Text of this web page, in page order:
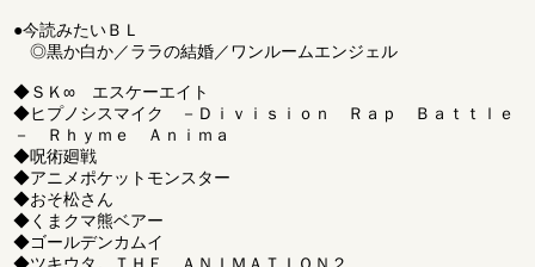
●今読みたいＢＬ
◎黒か白か／ララの結婚／ワンルームエンジェル
◆ＳＫ∞ エスケーエイト
◆ヒプノシスマイク －Ｄｉｖｉｓｉｏｎ Ｒａｐ Ｂａｔｔｌｅ
－ Ｒｈｙｍｅ Ａｎｉｍａ
◆呪術廻戦
◆アニメポケットモンスター
◆おそ松さん
◆くまクマ熊ベアー
◆ゴールデンカムイ
◆ツキウタ。ＴＨＥ ＡＮＩＭＡＴＩＯＮ２